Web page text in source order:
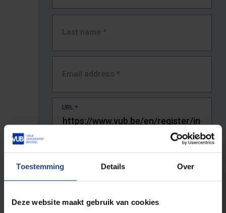
Toestemming Details Over
Deze website maakt gebruik van cookies
Last name *
Email address *
URL *
The full URL of the page where you encountered the error.